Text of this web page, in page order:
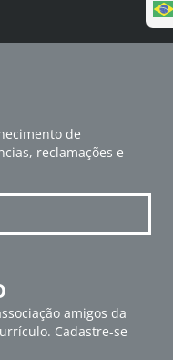
de
reclamações e
amigos da
Cadastre-se